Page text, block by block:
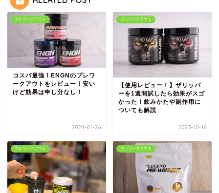
プレワークアウト
コスパ最強！ENGNのプレワ
ークアウトをレビュー！安い
けど効果は申し分なし！
2024-01-26
プレワークアウト
【使用レビュー！】ザリッパ
ーを1週間試したら効果がスゴ
かった！飲みかたや副作用に
ついても解説
2023-10-16
プレワークアウト プレワークアウト